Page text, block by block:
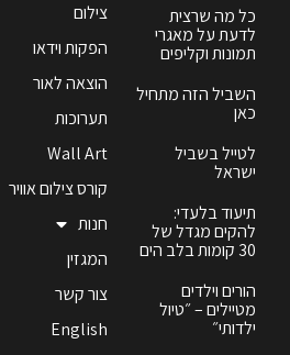
כל מה שרצית
לדעת על מאגרי
תמונות וקליפים
השביל הזה מתחיל
כאן
לטייל בשביל
ישראל
תיעוד בלעדי:
להקים מגדל של
30 קומות בלב הים
הורים וילדים
מטיילים – ״טיול
ילדותי״
צילום
הפקות וידאו
הוצאה לאור
תערוכות
Wall Art
קורס צילום אוויר
חנות
המגזין
צור קשר
English